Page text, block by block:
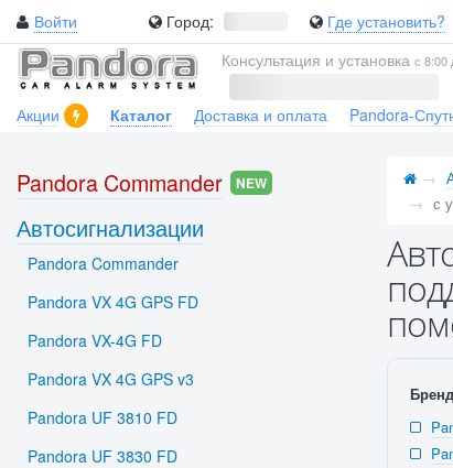
Войти Город: Где установить?
Консультация и установка с 8:00
Акции
Каталог Доставка и оплата Pandora-
с
Бренд
Pandora Commander NEW
Автосигнализации
Pandora Commander
Pandora VX 4G GPS FD
Pandora VX-4G FD
Pandora VX 4G GPS v3
Pandora UF 3810 FD
Pandora UF 3830 FD